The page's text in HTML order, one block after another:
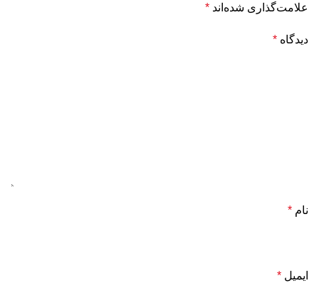
علامت‌گذاری شده‌اند *
دیدگاه *
نام *
ایمیل *